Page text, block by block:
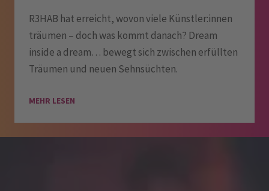
R3HAB hat erreicht, wovon viele Künstler:innen
träumen – doch was kommt danach? Dream
inside a dream… bewegt sich zwischen erfüllten
Träumen und neuen Sehnsüchten.
MEHR LESEN